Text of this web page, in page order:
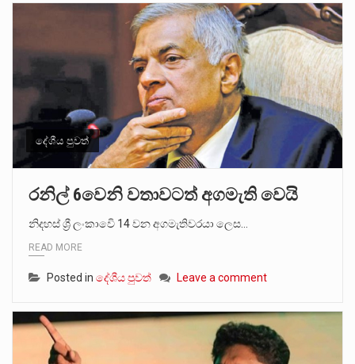
දේශීය පුවත්
රනිල් 6වෙනි වතාවටත් අගමැති වෙයි
නිදහස් ශ්‍රී ලංකාවෙි 14 වන අගමැතිවරයා ලෙස…
READ MORE
Posted in දේශීය පුවත් Leave a comment